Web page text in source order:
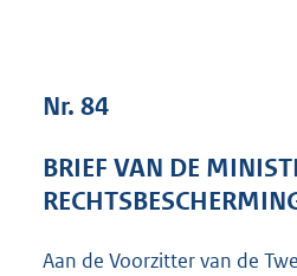
Nr. 84
BRIEF VAN DE
Aan de Voorzitter van de